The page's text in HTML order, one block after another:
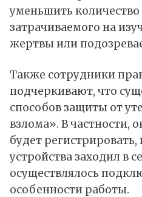
уменьшить
затрачиваемого на
жертвы или
Также сотрудники
подчеркивают, что
способов защиты от
взлома». В частности,
будет регистрировать,
устройства заходил в
осуществлялось
особенности работы.